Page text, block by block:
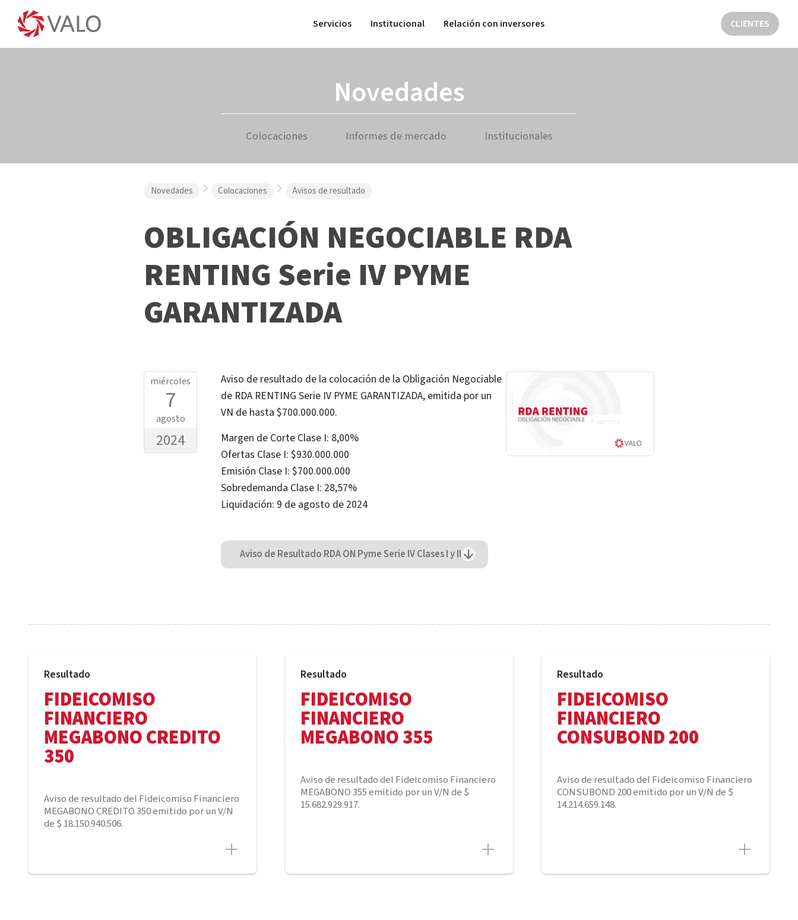
Servicios Institucional Relación con inversores CLIENTES
Novedades
Colocaciones Informes de mercado Institucionales
Novedades Colocaciones Avisos de resultado
OBLIGACIÓN NEGOCIABLE RDA
RENTING Serie IV PYME
GARANTIZADA
miércoles
7
agosto
2024
Aviso de resultado de la colocación de la Obligación Negociable
de RDA RENTING Serie IV PYME GARANTIZADA, emitida por un
VN de hasta $700.000.000.
Margen de Corte Clase I: 8,00%
Ofertas Clase I: $930.000.000
Emisión Clase I: $700.000.000
Sobredemanda Clase I: 28,57%
Liquidación: 9 de agosto de 2024
Aviso de Resultado RDA ON Pyme Serie IV Clases I y II
Resultado
FIDEICOMISO
FINANCIERO
MEGABONO CREDITO
350
Aviso de resultado del Fideicomiso Financiero
MEGABONO CREDITO 350 emitido por un V/N
de $ 18.150.940.506.
Resultado
FIDEICOMISO
FINANCIERO
MEGABONO 355
Aviso de resultado del Fideicomiso Financiero
MEGABONO 355 emitido por un V/N de $
15.682.929.917.
Resultado
FIDEICOMISO
FINANCIERO
CONSUBOND 200
Aviso de resultado del Fideicomiso Financiero
CONSUBOND 200 emitido por un V/N de $
14.214.659.148.